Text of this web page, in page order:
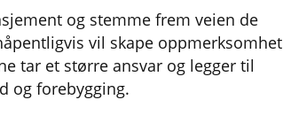
og stemme frem veien de
vil skape oppmerksomhet
tar et større ansvar og legger til
og forebygging.